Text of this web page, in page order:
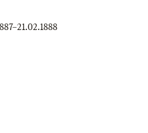
–21.02.1888